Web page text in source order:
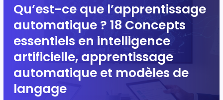
Qu’est-ce que l’apprentissage
automatique ? 18 Concepts
essentiels en intelligence
artificielle, apprentissage
automatique et modèles de
langage